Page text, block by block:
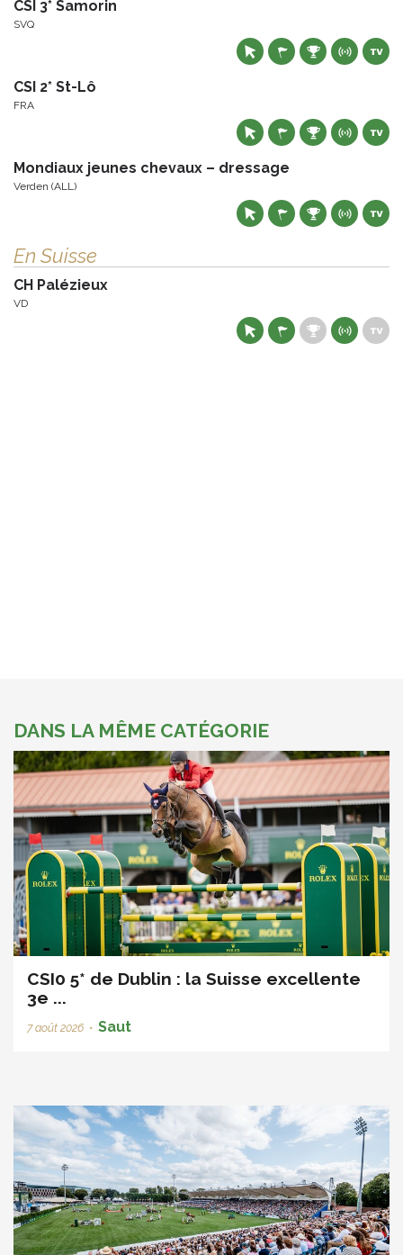
CSI 3* Samorin
SVQ
CSI 2* St-Lô
FRA
Mondiaux jeunes chevaux – dressage
Verden (ALL)
En Suisse
CH Palézieux
VD
DANS LA MÊME CATÉGORIE
CSI0 5* de Dublin : la Suisse excellente
3e ...
7 août 2026 • Saut